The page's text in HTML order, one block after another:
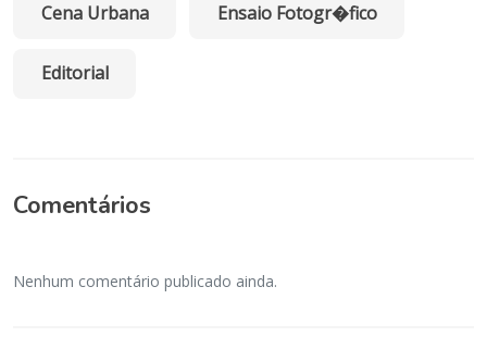
Cena Urbana Ensaio Fotogr�fico
Editorial
Comentários
Nenhum comentário publicado ainda.